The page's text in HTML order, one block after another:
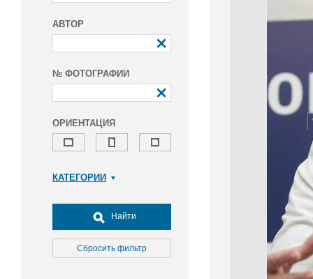
АВТОР
№ ФОТОГРАФИИ
ОРИЕНТАЦИЯ
КАТЕГОРИИ
Досуг, туризм и отдых
Культура
Медицина
Найти
Сбросить фильтр